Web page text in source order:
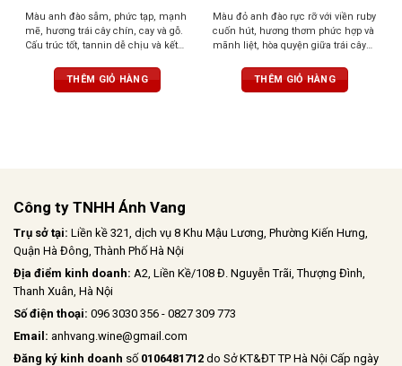
Màu anh đào sẫm, phức tạp, mạnh
mẽ, hương trái cây chín, cay và gỗ.
Cấu trúc tốt, tannin dễ chịu và kết
THÊM GIỎ HÀNG
Màu đỏ anh đào rực rỡ với viền ruby
cuốn hút, hương thơm phức hợp và
mãnh liệt, hòa quyện giữa trái cây
nướng tinh tế và một chút cacao. Vị
rượu cân đối, độ axit tươi mới, tinh
THÊM GIỎ HÀNG
Công ty TNHH Ánh Vang
Trụ sở tại: Liền kề 321, dịch vụ 8 Khu Mậu Lương, Phường Kiến Hưng,
Quận Hà Đông, Thành Phố Hà Nội
Địa điểm kinh doanh: A2, Liền Kề/108 Đ. Nguyễn Trãi, Thượng Đình,
Thanh Xuân, Hà Nội
Số điện thoại: 096 3030 356 - 0827 309 773
Email: anhvang.wine@gmail.com
Đăng ký kinh doanh số 0106481712 do Sở KT&ĐT TP Hà Nội Cấp ngày